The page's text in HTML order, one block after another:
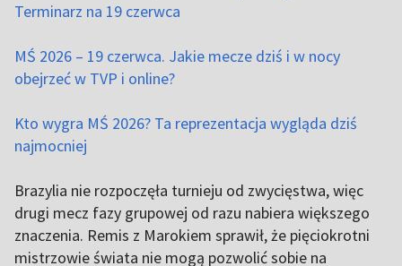
Terminarz na 19 czerwca
MŚ 2026 – 19 czerwca. Jakie mecze dziś i w nocy
obejrzeć w TVP i online?
Kto wygra MŚ 2026? Ta reprezentacja wygląda dziś
najmocniej
Brazylia nie rozpoczęła turnieju od zwycięstwa, więc
drugi mecz fazy grupowej od razu nabiera większego
znaczenia. Remis z Marokiem sprawił, że pięciokrotni
mistrzowie świata nie mogą pozwolić sobie na